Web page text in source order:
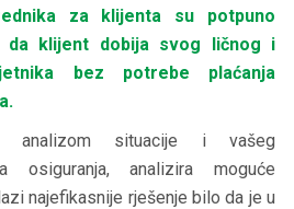
za klijenta su potpuno
da klijent dobija svog ličnog i
bez potrebe plaćanja
analizom situacije i vašeg
osiguranja, analizira moguće
najefikasnije rješenje bilo da je u